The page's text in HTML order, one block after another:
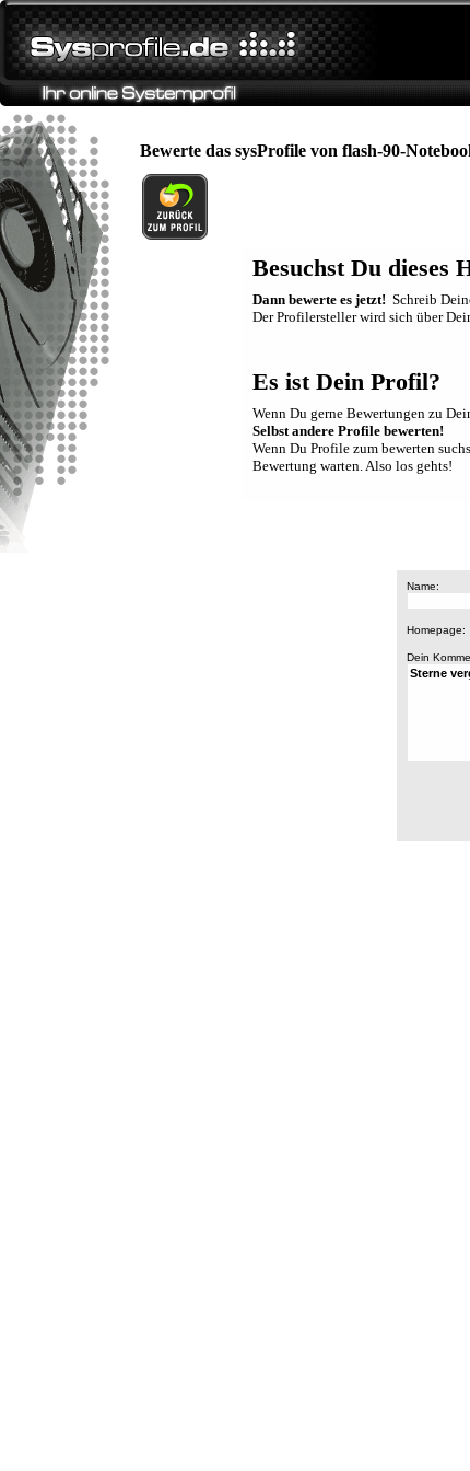
Bewerte das sysProfile von flash-90-
Besuchst Du dieses
Dann bewerte es jetzt! Schreib
Der Profilersteller wird sich über
Es ist Dein Profil?
Wenn Du gerne Bewertungen zu
Selbst andere Profile bewerten!
Wenn Du Profile zum bewerten
Bewertung warten. Also los gehts!
Name:
Homepage:
Dein